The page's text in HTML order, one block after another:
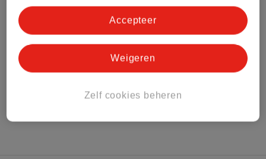
Bestel & Bezorginformatie
Bekijk ook
Zelf cookies beheren
Weigeren
Accepteer